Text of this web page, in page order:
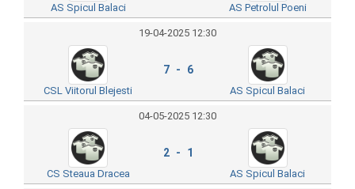
AS Spicul Balaci AS Petrolul Poeni
19-04-2025 12:30
CSL Viitorul Blejesti
7 - 6
AS Spicul Balaci
04-05-2025 12:30
CS Steaua Dracea
2 - 1
AS Spicul Balaci